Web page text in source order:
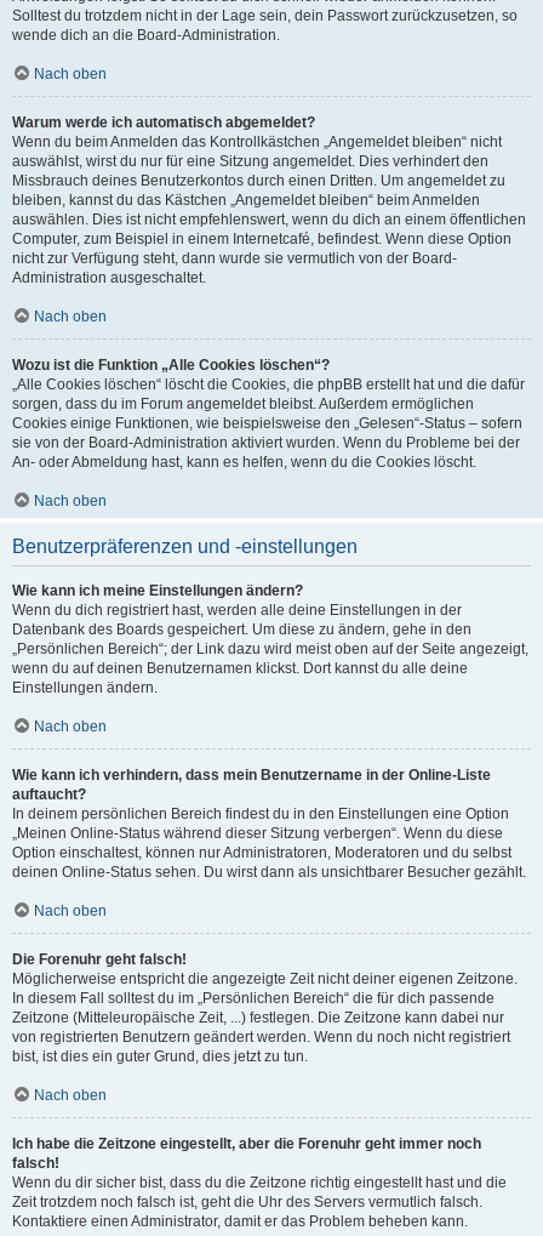
Solltest du trotzdem nicht in der Lage sein, dein Passwort zurückzusetzen, so
wende dich an die Board-Administration.
Nach oben
Warum werde ich automatisch abgemeldet?
Wenn du beim Anmelden das Kontrollkästchen „Angemeldet bleiben“ nicht
auswählst, wirst du nur für eine Sitzung angemeldet. Dies verhindert den
Missbrauch deines Benutzerkontos durch einen Dritten. Um angemeldet zu
bleiben, kannst du das Kästchen „Angemeldet bleiben“ beim Anmelden
auswählen. Dies ist nicht empfehlenswert, wenn du dich an einem öffentlichen
Computer, zum Beispiel in einem Internetcafé, befindest. Wenn diese Option
nicht zur Verfügung steht, dann wurde sie vermutlich von der Board-
Administration ausgeschaltet.
Nach oben
Wozu ist die Funktion „Alle Cookies löschen“?
„Alle Cookies löschen“ löscht die Cookies, die phpBB erstellt hat und die dafür
sorgen, dass du im Forum angemeldet bleibst. Außerdem ermöglichen
Cookies einige Funktionen, wie beispielsweise den „Gelesen“-Status – sofern
sie von der Board-Administration aktiviert wurden. Wenn du Probleme bei der
An- oder Abmeldung hast, kann es helfen, wenn du die Cookies löscht.
Nach oben
Benutzerpräferenzen und -einstellungen
Wie kann ich meine Einstellungen ändern?
Wenn du dich registriert hast, werden alle deine Einstellungen in der
Datenbank des Boards gespeichert. Um diese zu ändern, gehe in den
„Persönlichen Bereich“; der Link dazu wird meist oben auf der Seite angezeigt,
wenn du auf deinen Benutzernamen klickst. Dort kannst du alle deine
Einstellungen ändern.
Nach oben
Wie kann ich verhindern, dass mein Benutzername in der Online-Liste
auftaucht?
In deinem persönlichen Bereich findest du in den Einstellungen eine Option
„Meinen Online-Status während dieser Sitzung verbergen“. Wenn du diese
Option einschaltest, können nur Administratoren, Moderatoren und du selbst
deinen Online-Status sehen. Du wirst dann als unsichtbarer Besucher gezählt.
Nach oben
Die Forenuhr geht falsch!
Möglicherweise entspricht die angezeigte Zeit nicht deiner eigenen Zeitzone.
In diesem Fall solltest du im „Persönlichen Bereich“ die für dich passende
Zeitzone (Mitteleuropäische Zeit, ...) festlegen. Die Zeitzone kann dabei nur
von registrierten Benutzern geändert werden. Wenn du noch nicht registriert
bist, ist dies ein guter Grund, dies jetzt zu tun.
Nach oben
Ich habe die Zeitzone eingestellt, aber die Forenuhr geht immer noch
falsch!
Wenn du dir sicher bist, dass du die Zeitzone richtig eingestellt hast und die
Zeit trotzdem noch falsch ist, geht die Uhr des Servers vermutlich falsch.
Kontaktiere einen Administrator, damit er das Problem beheben kann.